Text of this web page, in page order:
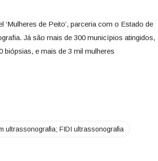
de Peito’, parceria com o Estado de
Já são mais de 300 municípios atingidos,
biópsias, e mais de 3 mil mulheres
ultrassonografia; FIDI ultrassonografia